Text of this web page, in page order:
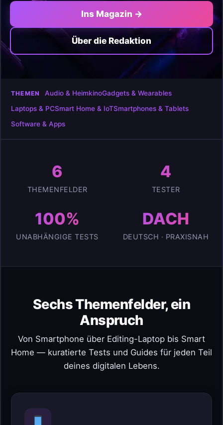
Ins Magazin →
Über die Redaktion
THEMEN Audio & HeimkinoGadgets & Wearables
Laptops & PCSmart Home & IoTSmartphones & Tablets
Software & Apps
6
THEMENFELDER
4
TESTER
100%
UNABHÄNGIGE TESTS
DACH
DEUTSCH · PRAXISNAH
Sechs Themenfelder, ein
Anspruch
Von Smartphone über Editing-Laptop bis Smart
Home — kuratierte Tests und Guides für jeden Teil
deines digitalen Lebens.